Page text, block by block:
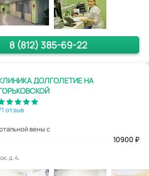
8 (812) 385-69-22
ДОЛГОЛЕТИЕ НА
отзыв
вены с
10900 ₽
д. 4.